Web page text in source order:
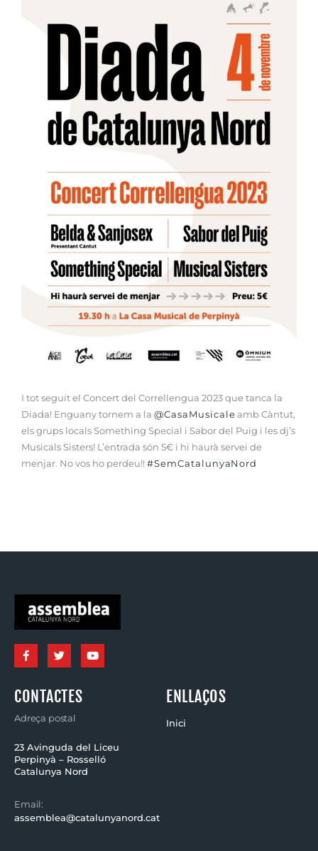
I tot seguit el Concert del Correllengua 2023 que tanca la
Diada! Enguany tornem a la @CasaMusicale amb Càntut,
els grups locals Something Special i Sabor del Puig i les dj’s
Musicals Sisters! L’entrada són 5€ i hi haurà servei de
menjar. No vos ho perdeu!! #SemCatalunyaNord
CONTACTES
Adreça postal
23 Avinguda del Liceu
Perpinyà – Rosselló
Catalunya Nord
Email:
assemblea@catalunyanord.cat
ENLLAÇOS
Inici